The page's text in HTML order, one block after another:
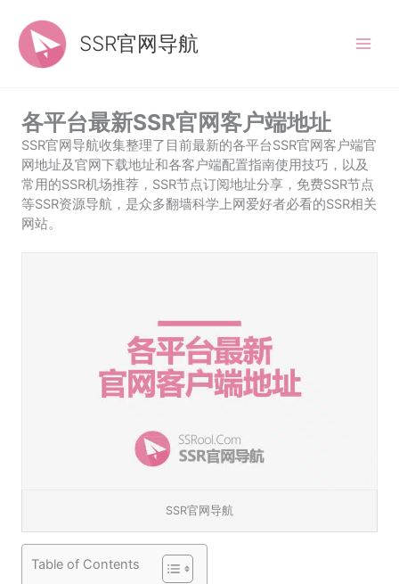
SSR官网导航
各平台最新SSR官网客户端地址
SSR官网导航收集整理了目前最新的各平台SSR官网客户端官
网地址及官网下载地址和各客户端配置指南使用技巧，以及
常用的SSR机场推荐，SSR节点订阅地址分享，免费SSR节点
等SSR资源导航，是众多翻墙科学上网爱好者必看的SSR相关
网站。
SSR官网导航
Table of Contents